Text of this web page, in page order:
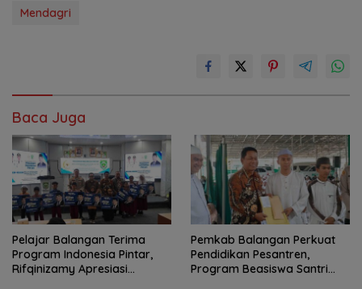
Mendagri
Baca Juga
Pelajar Balangan Terima
Program Indonesia Pintar,
Rifqinizamy Apresiasi
Pemkab Balangan Perkuat
Pendidikan Pesantren,
Program Beasiswa Santri